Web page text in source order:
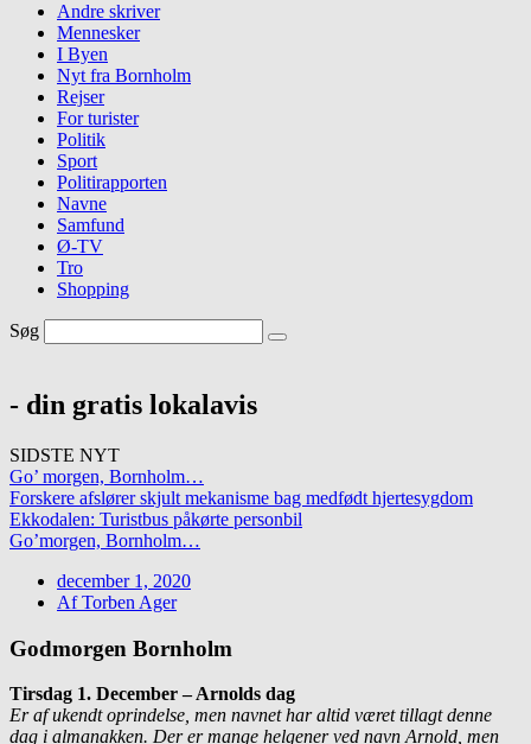
Andre skriver
Mennesker
I Byen
Nyt fra Bornholm
Rejser
For turister
Politik
Sport
Politirapporten
Navne
Samfund
Ø-TV
Tro
Shopping
Søg
- din gratis lokalavis
SIDSTE NYT
Go’ morgen, Bornholm…
Forskere afslører skjult mekanisme bag medfødt hjertesygdom
Ekkodalen: Turistbus påkørte personbil
Go’morgen, Bornholm…
december 1, 2020
AfTorben Ager
Godmorgen Bornholm
Tirsdag 1. December – Arnolds dag
Er af ukendt oprindelse, men navnet har altid været tillagt denne
dag i almanakken. Der er mange helgener ved navn Arnold, men